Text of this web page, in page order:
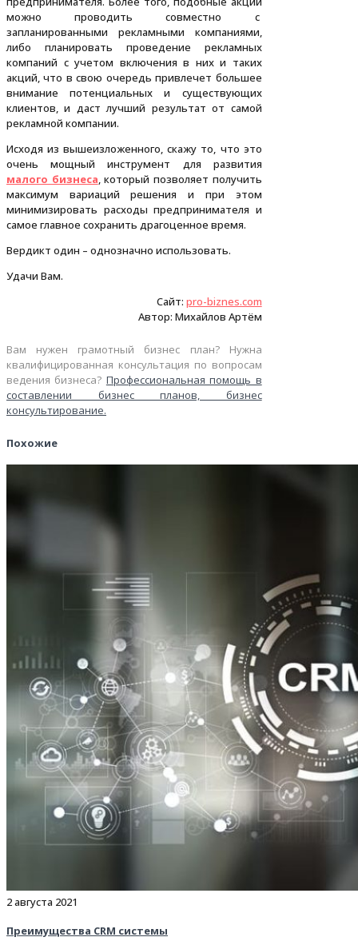
можно проводить совместно с
запланированными рекламными компаниями,
либо планировать проведение рекламных
компаний с учетом включения в них и таких
акций, что в свою очередь привлечет большее
внимание потенциальных и существующих
клиентов, и даст лучший результат от самой
рекламной компании.
Исходя из вышеизложенного, скажу то, что это
очень мощный инструмент для развития
малого бизнеса, который позволяет получить
максимум вариаций решения и при этом
минимизировать расходы предпринимателя и
самое главное сохранить драгоценное время.
Вердикт один – однозначно использовать.
Удачи Вам.
Сайт: pro-biznes.com
Автор: Михайлов Артём
Вам нужен грамотный бизнес план? Нужна
квалифицированная консультация по вопросам
ведения бизнеса? Профессиональная помощь в
составлении бизнес планов, бизнес
консультирование.
Похожие
2 августа 2021
Преимущества CRM системы